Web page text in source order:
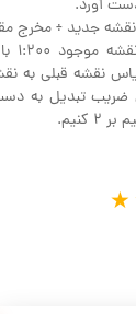
آورد.
جدید ÷ مخرج
به
مقیاس نقشه قبلی
ضریب تبدیل به